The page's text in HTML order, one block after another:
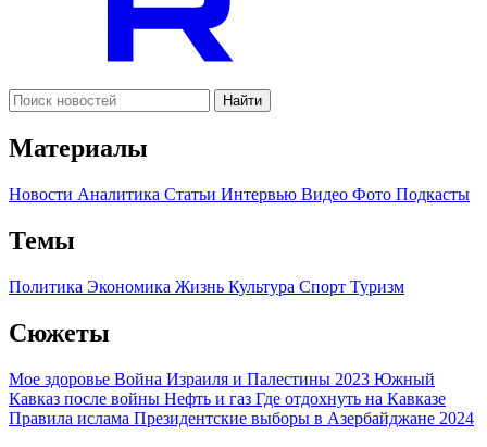
Найти
Материалы
Новости Аналитика Статьи Интервью Видео Фото Подкасты
Темы
Политика Экономика Жизнь Культура Спорт Туризм
Сюжеты
Мое здоровье Война Израиля и Палестины 2023 Южный
Кавказ после войны Нефть и газ Где отдохнуть на Кавказе
Правила ислама Президентские выборы в Азербайджане 2024